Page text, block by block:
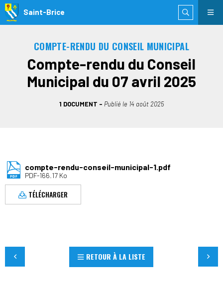
Saint-Brice
COMPTE-RENDU DU CONSEIL MUNICIPAL
Compte-rendu du Conseil
Municipal du 07 avril 2025
1 DOCUMENT Publié le 14 août 2025
compte-rendu-conseil-municipal-1.pdf
PDF-166.17 Ko
TÉLÉCHARGER
RETOUR À LA LISTE